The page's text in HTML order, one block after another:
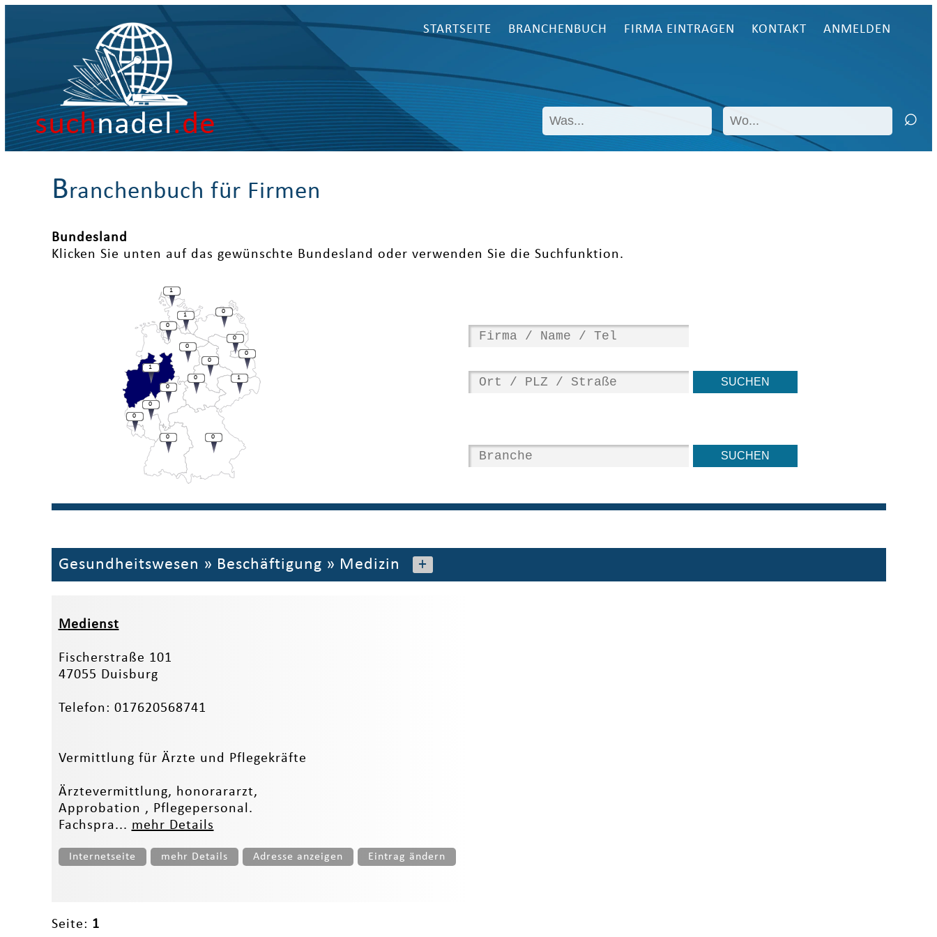
suchnadel.de
STARTSEITE BRANCHENBUCH FIRMA EINTRAGEN KONTAKT ANMELDEN
Branchenbuch für Firmen
Bundesland
Klicken Sie unten auf das gewünschte Bundesland oder verwenden Sie die Suchfunktion.
1
0
1
0
0
0
1
1
0
0
0
0
0
0
0
0
Gesundheitswesen » Beschäftigung » Medizin +
Medienst
Fischerstraße 101
47055 Duisburg
Telefon: 017620568741
Vermittlung für Ärzte und Pflegekräfte
Ärztevermittlung, honorararzt,
Approbation , Pflegepersonal.
Fachspra... mehr Details
Internetseite mehr Details Adresse anzeigen Eintrag ändern
Seite: 1